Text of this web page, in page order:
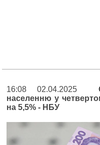
16:08 02.04.2025
населенню у
на 5,5% - НБУ